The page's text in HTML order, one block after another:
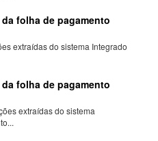
folha de pagamento
extraídas do sistema Integrado
folha de pagamento
extraídas do sistema